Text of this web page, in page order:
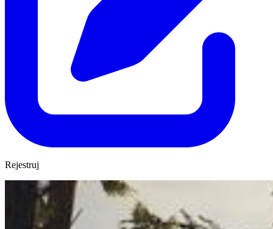
Rejestruj